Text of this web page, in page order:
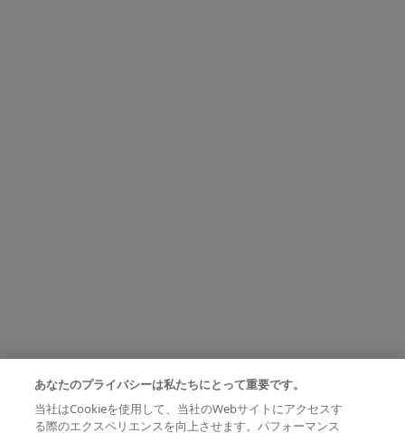
あなたのプライバシーは私たちにとって重要です。
当社はCookieを使用して、当社のWebサイトにアクセスす
る際のエクスペリエンスを向上させます。パフォーマンス